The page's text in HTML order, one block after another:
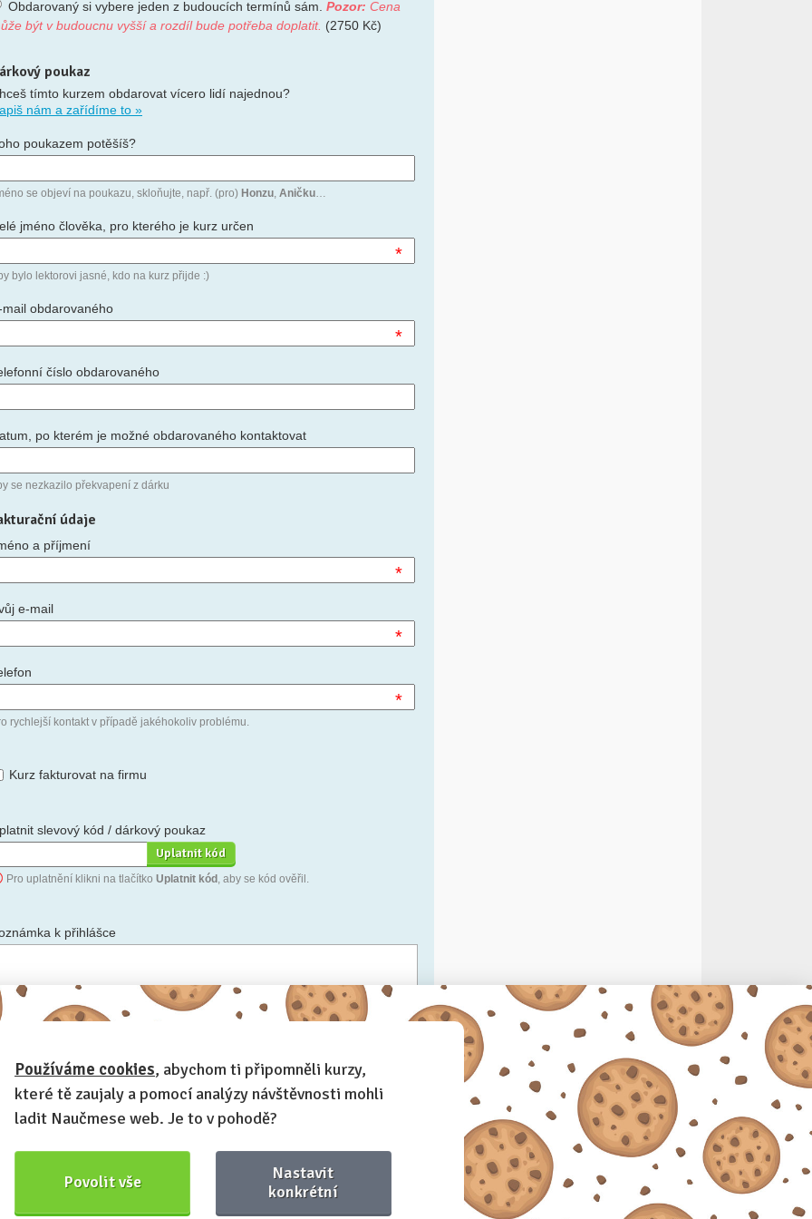
Obdarovaný si vybere jeden z budoucích termínů sám. Pozor: Cena
být v budoucnu vyšší a rozdíl bude potřeba doplatit. (2750 Kč)
poukaz
tímto kurzem obdarovat vícero lidí najednou?
nám a zařídíme to »
poukazem potěšíš?
se objeví na poukazu, skloňujte, např. (pro) Honzu, Aničku…
jméno člověka, pro kterého je kurz určen
*
bylo lektorovi jasné, kdo na kurz přijde :)
mail obdarovaného
*
číslo obdarovaného
po kterém je možné obdarovaného kontaktovat
se nezkazilo překvapení z dárku
údaje
a příjmení
*
e-mail
*
*
rychlejší kontakt v případě jakéhokoliv problému.
Kurz fakturovat na firmu
slevový kód / dárkový poukaz
Pro uplatnění klikni na tlačítko Uplatnit kód , aby se kód ověřil.
k přihlášce
Anonymní profil– odesláním přihlášky se automaticky vytvoří tvůj
na Naučmese. Zatrhni tuto volbu a profil bude skrytý.
Chci dostávat Naučmese newsletter
Používáme cookies, abychom ti připomněli kurzy,
které tě zaujaly a pomocí analýzy návštěvnosti mohli
ladit Naučmese web. Je to v pohodě?
Povolit vše
Nastavit
konkrétní